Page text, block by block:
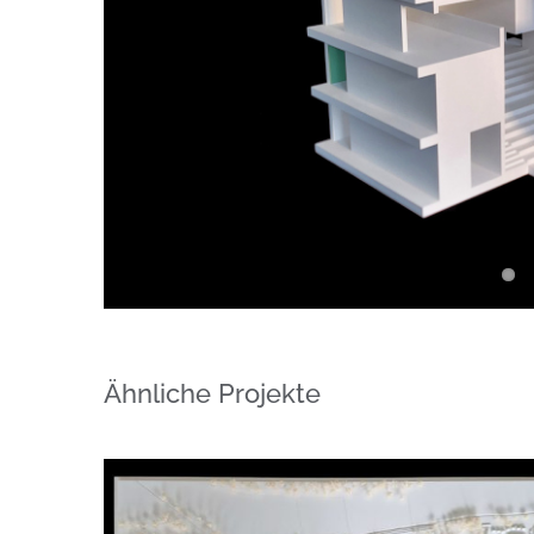
Ähnliche Projekte